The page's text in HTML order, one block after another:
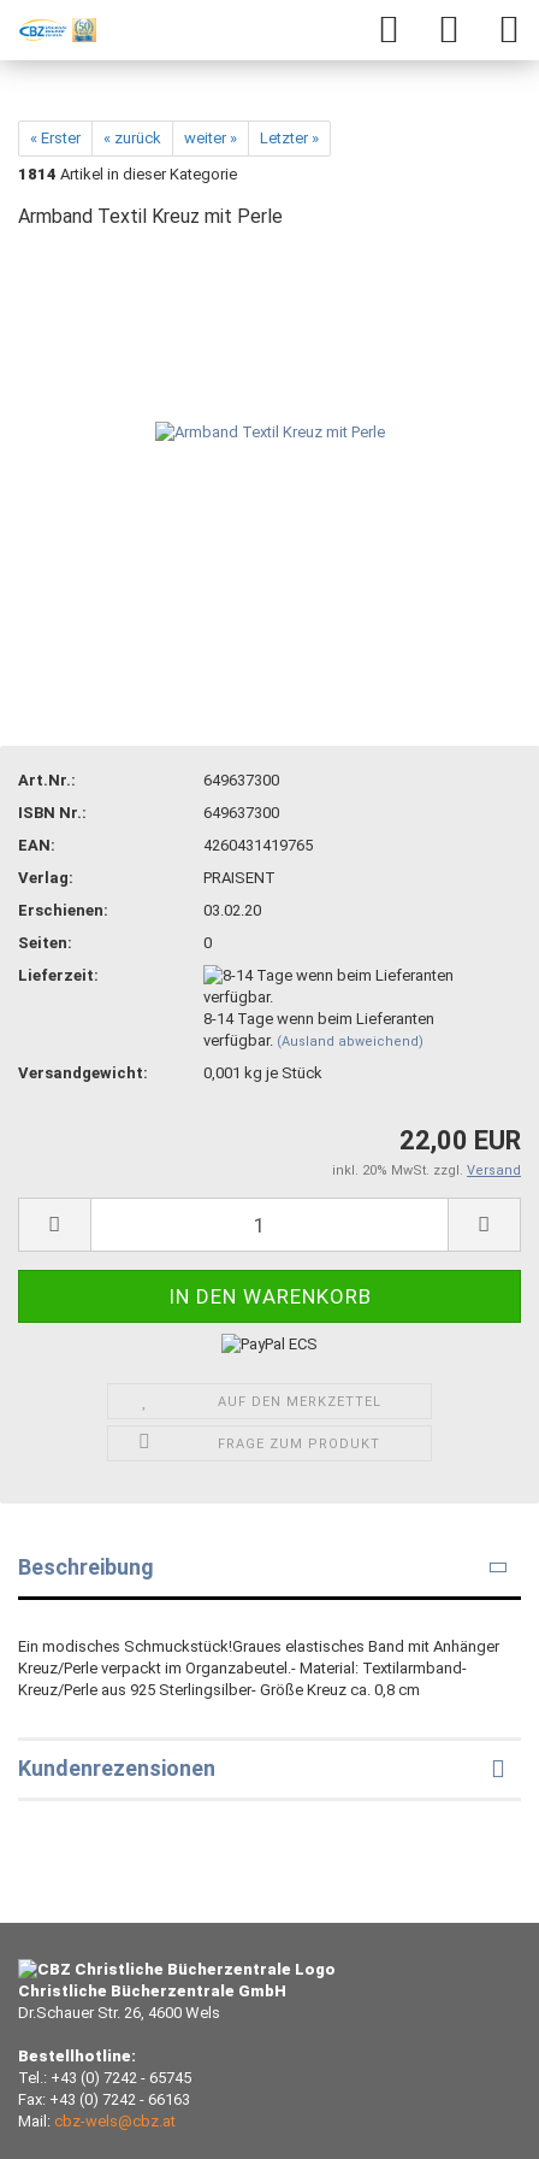
« Erster « zurück weiter »
Letzter »
1814 Artikel in dieser Kategorie
Armband Textil Kreuz mit Perle
Art.Nr.:
649637300
ISBN Nr.:
649637300
EAN:
4260431419765
Verlag:
PRAISENT
Erschienen:
03.02.20
Seiten:
0
Lieferzeit:
8-14 Tage wenn beim Lieferanten
verfügbar. (Ausland abweichend)
Versandgewicht: 0,001 kg je Stück
22,00 EUR
inkl. 20% MwSt. zzgl. Versand
AUF DEN MERKZETTEL
FRAGE ZUM PRODUKT
Beschreibung
Ein modisches Schmuckstück!Graues elastisches Band mit Anhänger
Kreuz/Perle verpackt im Organzabeutel.- Material: Textilarmband-
Kreuz/Perle aus 925 Sterlingsilber- Größe Kreuz ca. 0,8 cm
Kundenrezensionen
Christliche Bücherzentrale GmbH
Dr.Schauer Str. 26, 4600 Wels
Bestellhotline:
Tel.: +43 (0) 7242 - 65745
Fax: +43 (0) 7242 - 66163
Mail: cbz-wels@cbz.at